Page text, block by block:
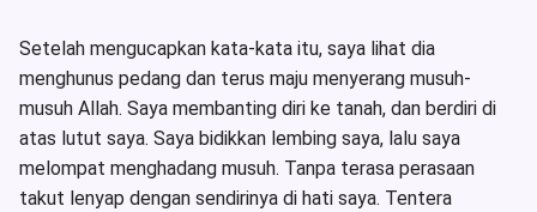
Setelah mengucapkan kata-kata itu, saya lihat dia
menghunus pedang dan terus maju menyerang musuh-
musuh Allah. Saya membanting diri ke tanah, dan berdiri di
atas lutut saya. Saya bidikkan lembing saya, lalu saya
melompat menghadang musuh. Tanpa terasa perasaan
takut lenyap dengan sendirinya di hati saya. Tentera